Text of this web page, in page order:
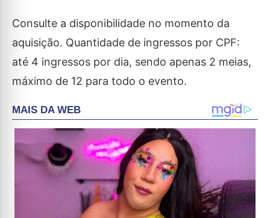
Consulte a disponibilidade no momento da
aquisição. Quantidade de ingressos por CPF:
até 4 ingressos por dia, sendo apenas 2 meias,
máximo de 12 para todo o evento.